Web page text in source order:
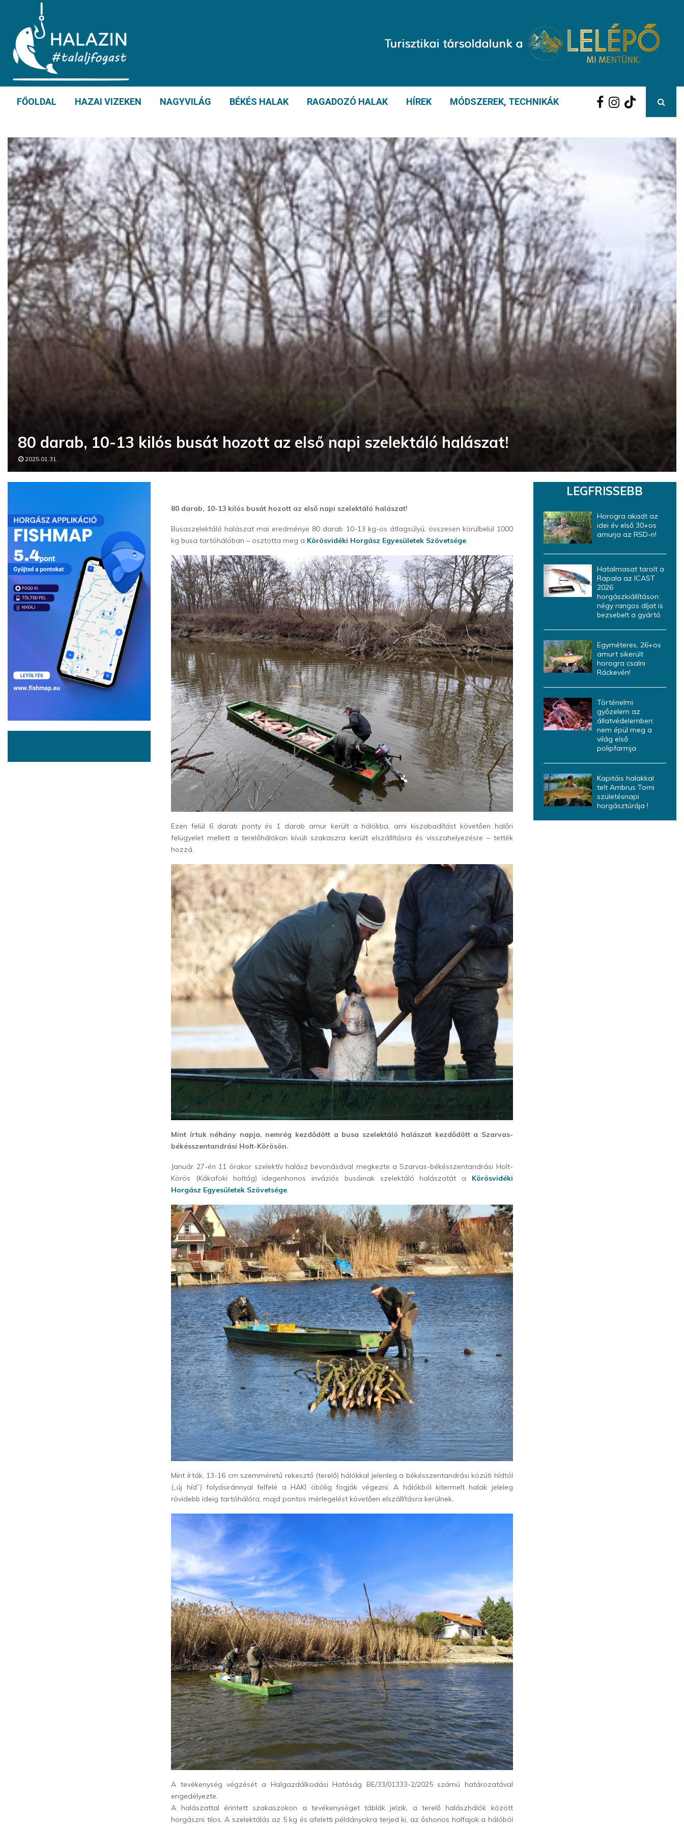
FŐOLDAL HAZAI VIZEKEN NAGYVILÁG BÉKÉS HALAK RAGADOZÓ HALAK HÍREK MÓDSZEREK, TECHNIKÁK
80 darab, 10-13 kilós busát hozott az első napi szelektáló halászat!
2025.01.31.
80 darab, 10-13 kilós busát hozott az első napi szelektáló halászat!
Busaszelektáló halászat mai eredménye 80 darab 10-13 kg-os átlagsúlyú, összesen körülbelül 1000
kg busa tartóhálóban – osztotta meg a Körösvidéki Horgász Egyesületek Szövetsége.
Ezen felül 6 darab ponty és 1 darab amur került a hálókba, ami kiszabadítást követően halőri
felügyelet mellett a terelőhálókon kívüli szakaszra került elszállításra és visszahelyezésre – tették
hozzá.
Mint írtuk néhány napja, nemrég kezdődött a busa szelektáló halászat kezdődött a Szarvas-
békésszentandrási Holt-Körösön.
Január 27-én 11 órakor szelektív halász bevonásával megkezte a Szarvas-békésszentandrási Holt-
Körös (Kákafoki holtág) idegenhonos inváziós busáinak szelektáló halászatát a Körösvidéki
Horgász Egyesületek Szövetsége.
Mint írták, 13-16 cm szemméretű rekesztő (terelő) hálókkal jelenleg a békésszentandrási közúti hídtól
(„új híd”) folyásiránnyal felfelé a HAKI öbölig fogják végezni. A hálókból kitermelt halak jeleleg
rövidebb ideig tartóhálóra, majd pontos mérlegelést követően elszállításra kerülnek.
A tevékenység végzését a Halgazdálkodási Hatóság BE/33/01333-2/2025 számú határozatával
engedélyezte.
A halászattal érintett szakaszokon a tevékenységet táblák jelzik, a terelő halászhálók között
horgászni tilos. A szelektálás az 5 kg és afeletti példányokra terjed ki, az őshonos halfajok a hálóból
LEGFRISSEBB
Horogra akadt az
idei év első 30+os
amurja az RSD-n!
Hatalmasat tarolt a
Rapala az ICAST
2026
horgászkiállításon:
négy rangos díjat is
bezsebelt a gyártó
Egyméteres, 26+os
amurt sikerült
horogra csalni
Ráckevén!
Történelmi
győzelem az
állatvédelemben:
nem épül meg a
világ első
polipfarmja
Kapitáis halakkal
telt Ambrus Tomi
születésnapi
horgásztúrája !